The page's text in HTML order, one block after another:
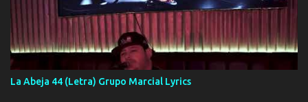
seguiré esperando hasta volvernos a vernos El recuerdo que yo
tengo de mi mente no se va, en mi corazón me llevo lo mismo que
tu papá, a veces me pongo triste porque no puedo mirarte, mas se
que tu me escuchas porque tu eres mi gran ángel, El desespero me
llega para reunirme contigo, tu iluminas mi sendero por siempre
serás mi niño, del amor que yo te tengo es co...
La Abeja 44 (Letra) Grupo Marcial Lyrics